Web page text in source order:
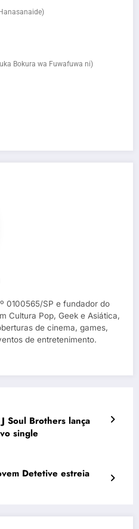
Bokura wa Fuwafuwa ni)
0100565/SP e fundador do
Cultura Pop, Geek e Asiática,
de cinema, games,
de entretenimento.
Soul Brothers lança
single
Detetive estreia